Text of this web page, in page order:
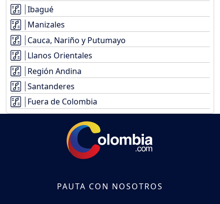
Ibagué
Manizales
Cauca, Nariño y Putumayo
Llanos Orientales
Región Andina
Santanderes
Fuera de Colombia
PAUTA CON NOSOTROS